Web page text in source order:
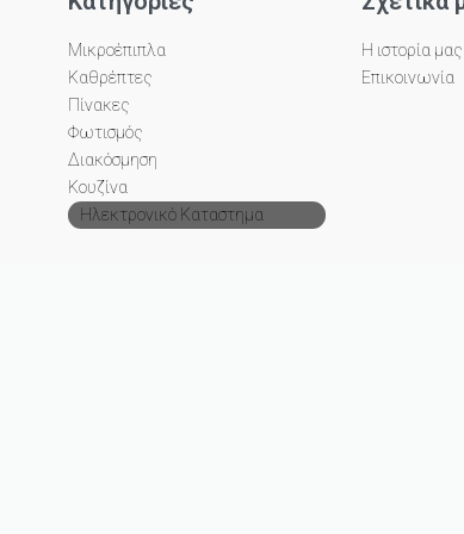
Μικροέπιπλα
Καθρέπτες
Πίνακες
Φωτισμός
Διακόσμηση
Κουζίνα
Ηλεκτρονικό Καταστημα
Η ιστορία μας
Επικοινωνία